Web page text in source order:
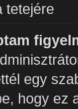
tetejére
egy
hogy ez